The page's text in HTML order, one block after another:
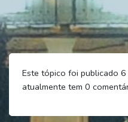
Este tópico foi publicado
atualmente tem 0